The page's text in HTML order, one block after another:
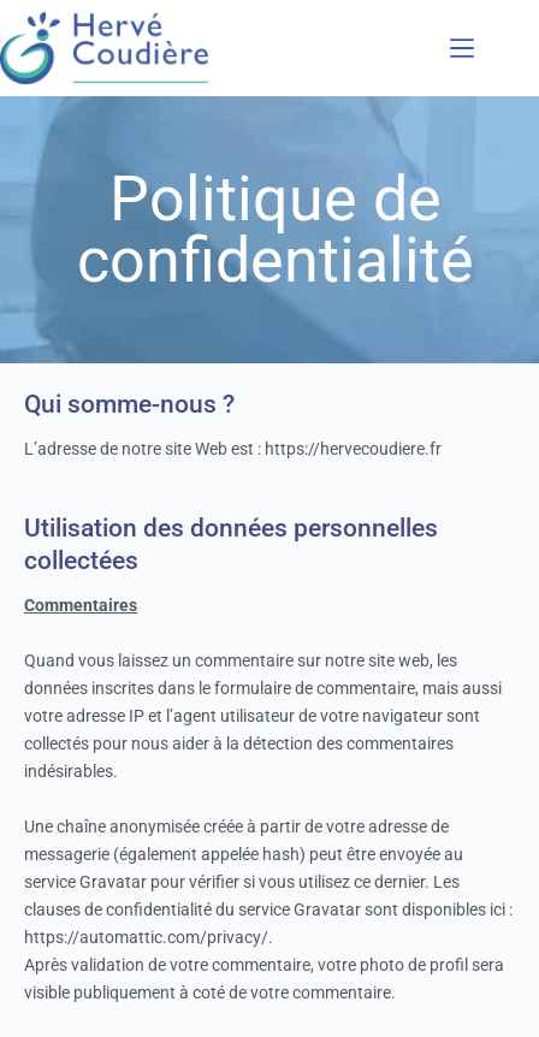
Conférences
Formations
Accompagnement
Politique de
confidentialité
Qui somme-nous ?
L’adresse de notre site Web est : https://hervecoudiere.fr
Utilisation des données personnelles
collectées
Commentaires
Quand vous laissez un commentaire sur notre site web, les
données inscrites dans le formulaire de commentaire, mais aussi
votre adresse IP et l’agent utilisateur de votre navigateur sont
collectés pour nous aider à la détection des commentaires
indésirables.
Une chaîne anonymisée créée à partir de votre adresse de
messagerie (également appelée hash) peut être envoyée au
service Gravatar pour vérifier si vous utilisez ce dernier. Les
clauses de confidentialité du service Gravatar sont disponibles ici :
https://automattic.com/privacy/.
Après validation de votre commentaire, votre photo de profil sera
visible publiquement à coté de votre commentaire.